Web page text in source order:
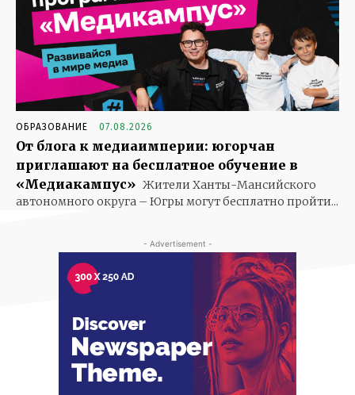
ОБРАЗОВАНИЕ 07.08.2026
От блога к медиаимперии: югорчан
приглашают на бесплатное обучение в
«Медиакампус» Жители Ханты-Мансийского
автономного округа – Югры могут бесплатно пройти...
- Advertisement -